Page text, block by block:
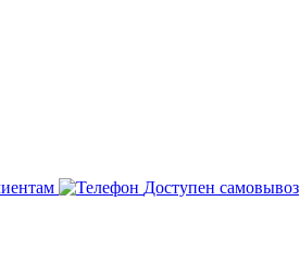
Доступен самовывоз